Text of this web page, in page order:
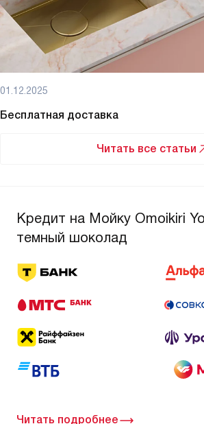
01.12.2025
Бесплатная доставка
Читать все статьи
Кредит на Мойку Omoikiri
темный шоколад
Читать подробнее